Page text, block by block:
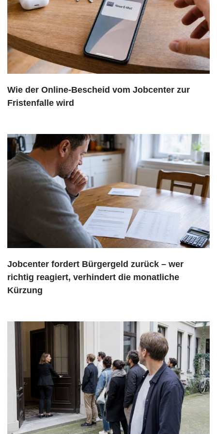
Wie der Online-Bescheid vom Jobcenter zur
Fristenfalle wird
Jobcenter fordert Bürgergeld zurück – wer
richtig reagiert, verhindert die monatliche
Kürzung